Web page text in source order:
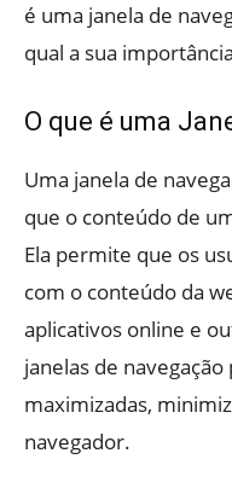
é uma janela de
qual a sua
O que é uma
Uma janela de
que o conteúdo de
Ela permite que os
com o conteúdo da
aplicativos online e
janelas de
maximizadas,
navegador.